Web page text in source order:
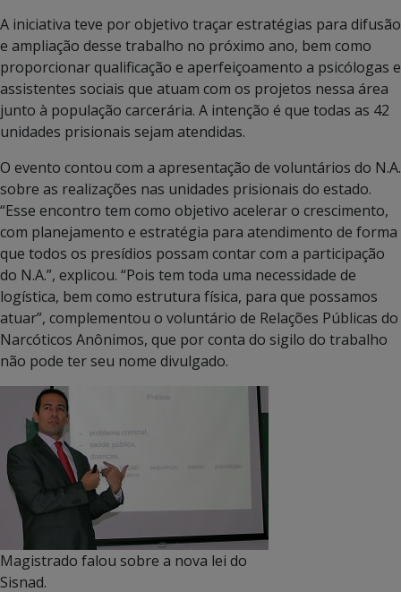
A iniciativa teve por objetivo traçar estratégias para difusão
e ampliação desse trabalho no próximo ano, bem como
proporcionar qualificação e aperfeiçoamento a psicólogas e
assistentes sociais que atuam com os projetos nessa área
junto à população carcerária. A intenção é que todas as 42
unidades prisionais sejam atendidas.
O evento contou com a apresentação de voluntários do N.A.
sobre as realizações nas unidades prisionais do estado.
“Esse encontro tem como objetivo acelerar o crescimento,
com planejamento e estratégia para atendimento de forma
que todos os presídios possam contar com a participação
do N.A.”, explicou. “Pois tem toda uma necessidade de
logística, bem como estrutura física, para que possamos
atuar”, complementou o voluntário de Relações Públicas do
Narcóticos Anônimos, que por conta do sigilo do trabalho
não pode ter seu nome divulgado.
Magistrado falou sobre a nova lei do
Sisnad.